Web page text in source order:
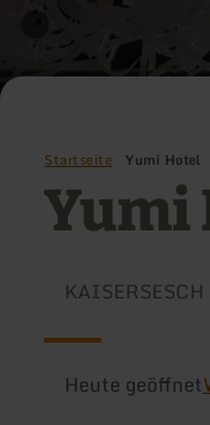
Startseite Yumi Hotel
Yumi
KAISERSESCH
Heute geöffnet